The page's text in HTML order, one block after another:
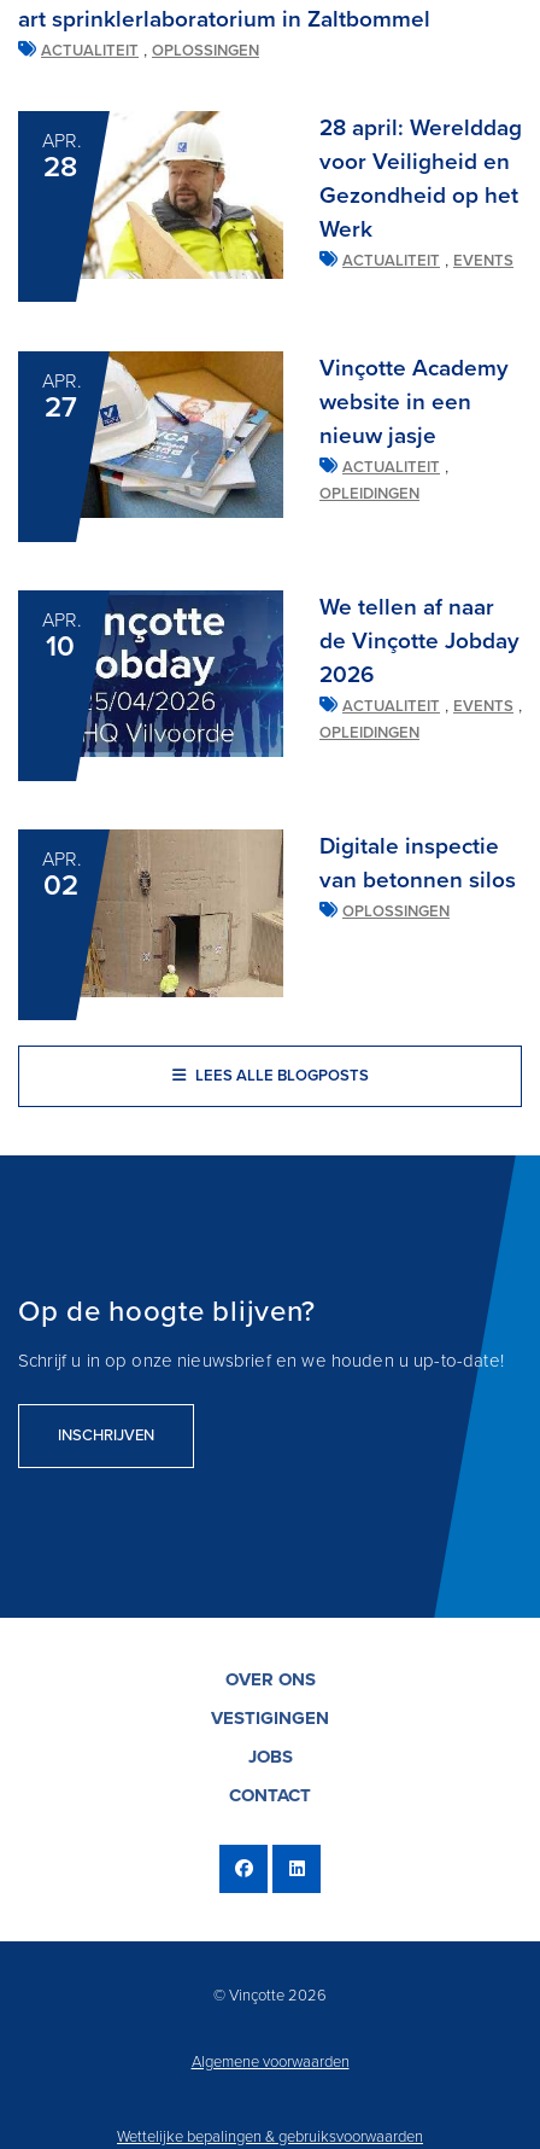
art sprinklerlaboratorium in Zaltbommel
ACTUALITEIT , OPLOSSINGEN
APR.
28
28 april: Werelddag
voor Veiligheid en
Gezondheid op het
Werk
ACTUALITEIT , EVENTS
APR.
27
Vinçotte Academy
website in een
nieuw jasje
ACTUALITEIT ,
OPLEIDINGEN
APR.
10
We tellen af naar
de Vinçotte Jobday
2026
ACTUALITEIT , EVENTS ,
OPLEIDINGEN
APR.
02
Digitale inspectie
van betonnen silos
OPLOSSINGEN
LEES ALLE BLOGPOSTS
Op de hoogte blijven?
Schrijf u in op onze nieuwsbrief en we houden u up-to-date!
INSCHRIJVEN
OVER ONS
VESTIGINGEN
JOBS
CONTACT
© Vinçotte 2026
Algemene voorwaarden
Wettelijke bepalingen & gebruiksvoorwaarden